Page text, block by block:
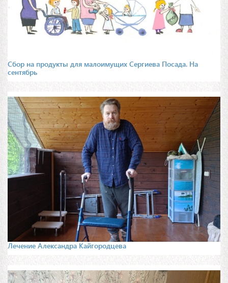
Сбор на продукты для малоимущих Сергиева Посада. На
сентябрь
Лечение Александра Кайгородцева